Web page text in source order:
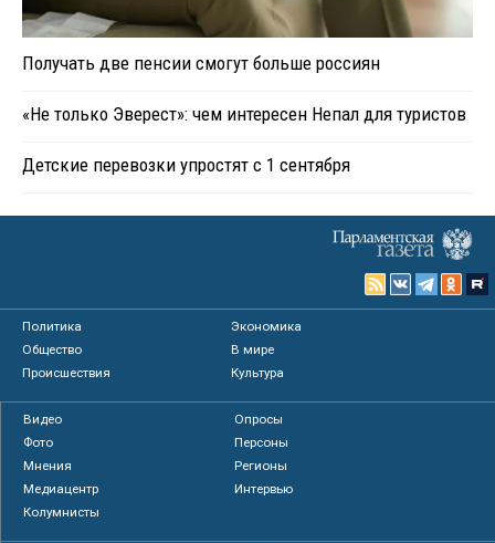
Получать две пенсии смогут больше россиян
«Не только Эверест»: чем интересен Непал для туристов
Детские перевозки упростят с 1 сентября
Политика
Экономика
Общество
В мире
Происшествия
Культура
Видео
Опросы
Фото
Персоны
Мнения
Регионы
Медиацентр
Интервью
Колумнисты